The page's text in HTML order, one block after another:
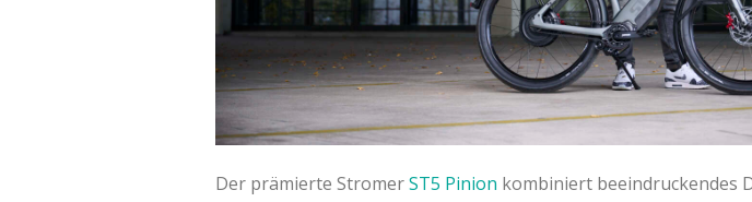
Der prämierte StromerST5 Pinion kombiniert beeindruckendes